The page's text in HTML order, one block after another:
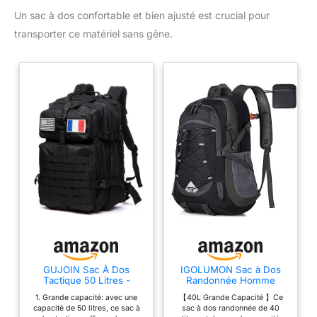
Un sac à dos confortable et bien ajusté est crucial pour
transporter ce matériel sans gêne.
GUJOIN Sac À Dos
Tactique 50 Litres -
Système MOLLE Militaire
Imperméable Idéal Pour
1. Grande capacité: avec une
capacité de 50 litres, ce sac à
IGOLUMON Sac à Dos
Randonnée Homme
Femme 40L Ultraléger
Pliable Grande Sac à Dos
Voyage Sac à Dos pour
【40L Grande Capacité 】Ce
sac à dos randonnée de 40